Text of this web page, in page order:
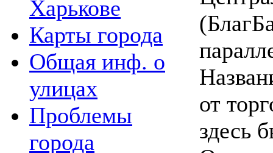
Харькове
Карты города
Общая инф. о
улицах
Проблемы
города
от
здесь